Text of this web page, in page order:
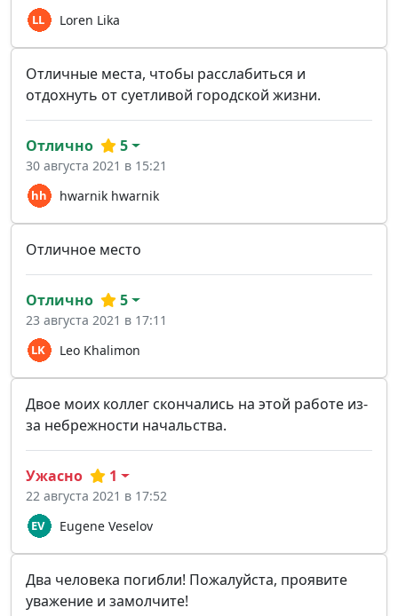
Loren Lika
Отличные места, чтобы расслабиться и
отдохнуть от суетливой городской жизни.
hwarnik hwarnik
Отлично 5
30 августа 2021 в 15:21
Отличное место
Leo Khalimon
Отлично 5
23 августа 2021 в 17:11
Двое моих коллег скончались на этой работе из-
за небрежности начальства.
Eugene Veselov
Ужасно 1
22 августа 2021 в 17:52
Два человека погибли! Пожалуйста, проявите
уважение и замолчите!